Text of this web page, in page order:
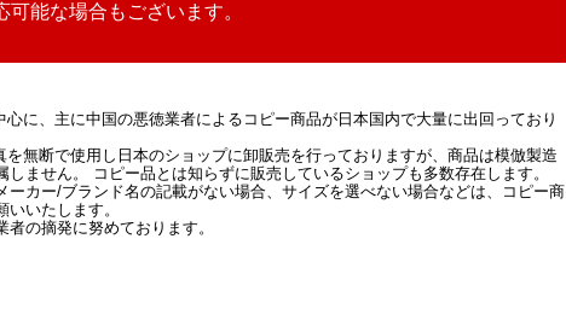
能な場合もございます。
に、主に中国の悪徳業者によるコピー商品が日本国内で大量に出回っており
無断で使用し日本のショップに卸販売を行っておりますが、商品は模倣製造
ません。 コピー品とは知らずに販売しているショップも多数存在します。
カー/ブランド名の記載がない場合、サイズを選べない場合などは、コピー商
いたします。
の摘発に努めております。